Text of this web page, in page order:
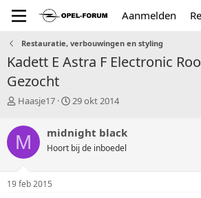
Aanmelden
Restauratie, verbouwingen en styling
Kadett E Astra F Electronic
Gezocht
T
p
i
c
s
a
Haasje17
S
r
t
a
29 okt 2014
M midnight black
Hoort bij de inboedel
19 feb 2015